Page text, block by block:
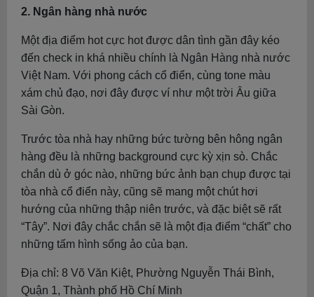
2. Ngân hàng nhà nước
Một địa điểm hot cực hot được dân tình gần đây kéo
đến check in khá nhiều chính là Ngân Hàng nhà nước
Việt Nam. Với phong cách cổ điển, cùng tone màu
xám chủ đạo, nơi đây được ví như một trời Âu giữa
Sài Gòn.
Trước tòa nhà hay những bức tường bên hông ngân
hàng đều là những background cực kỳ xịn sò. Chắc
chắn dù ở góc nào, những bức ảnh bạn chụp được tại
tòa nhà cổ điển này, cũng sẽ mang một chút hơi
hướng của những thập niên trước, và đặc biệt sẽ rất
“Tây”. Nơi đây chắc chắn sẽ là một địa điểm “chất” cho
những tấm hình sống ảo của bạn.
Địa chỉ: 8 Võ Văn Kiệt, Phường Nguyễn Thái Bình,
Quận 1, Thành phố Hồ Chí Minh